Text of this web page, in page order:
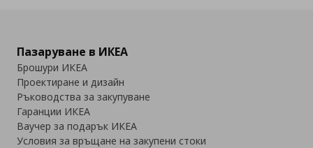
Пазаруване в ИКЕА
Брошури ИКЕА
Проектиране и дизайн
Ръководства за закупуване
Гаранции ИКЕА
Ваучер за подарък ИКЕА
Условия за връщане на закупени стоки